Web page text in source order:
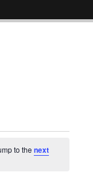
to the next